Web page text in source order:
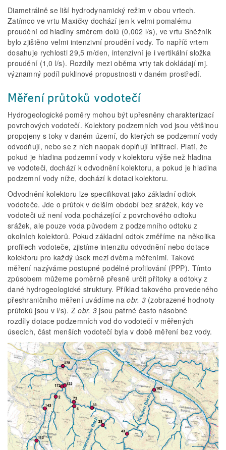
Diametrálně se liší hydrodynamický režim v obou vrtech.
Zatímco ve vrtu Maxičky dochází jen k velmi pomalému
proudění od hladiny směrem dolů (0,002 l/s), ve vrtu Sněžník
bylo zjištěno velmi intenzivní proudění vody. To napříč vrtem
dosahuje rychlosti 29,5 m/den, intenzivní je i vertikální složka
proudění (1,0 l/s). Rozdíly mezi oběma vrty tak dokládají mj.
významný podíl puklinové propustnosti v daném prostředí.
Měření průtoků vodotečí
Hydrogeologické poměry mohou být upřesněny charakterizací
povrchových vodotečí. Kolektory podzemních vod jsou většinou
propojeny s toky v daném území, do kterých se podzemní vody
odvodňují, nebo se z nich naopak doplňují infiltrací. Platí, že
pokud je hladina podzemní vody v kolektoru výše než hladina
ve vodoteči, dochází k odvodnění kolektoru, a pokud je hladina
podzemní vody níže, dochází k dotaci kolektoru.
Odvodnění kolektoru lze specifikovat jako základní odtok
vodoteče. Jde o průtok v delším období bez srážek, kdy ve
vodoteči už není voda pocházející z povrchového odtoku
srážek, ale pouze voda původem z podzemního odtoku z
okolních kolektorů. Pokud základní odtok změříme na několika
profilech vodoteče, zjistíme intenzitu odvodnění nebo dotace
kolektoru pro každý úsek mezi dvěma měřeními. Takové
měření nazýváme postupné podélné profilování (PPP). Tímto
způsobem můžeme poměrně přesně určit přítoky a odtoky z
dané hydrogeologické struktury. Příklad takového provedeného
přeshraničního měření uvádíme naobr. 3(zobrazené hodnoty
průtoků jsou v l/s). Zobr. 3 jsou patrné často násobné
rozdíly dotace podzemních vod do vodotečí v měřených
úsecích, část menších vodotečí byla v době měření bez vody.